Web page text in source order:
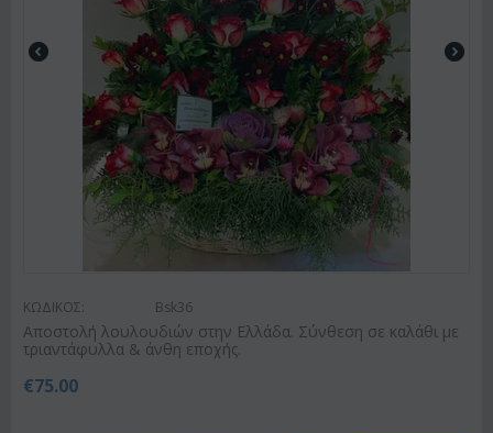
ΚΩΔΙΚΟΣ: Bsk36
Αποστολή λουλουδιών στην Ελλάδα. Σύνθεση σε καλάθι με
τριαντάφυλλα & άνθη εποχής.
€75.00